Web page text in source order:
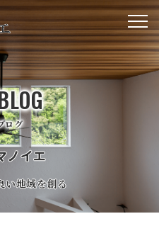
ノイエ
い地域を創る
ログ